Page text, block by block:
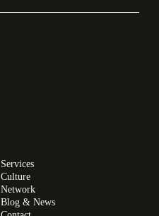
Services
Culture
Network
Blog & News